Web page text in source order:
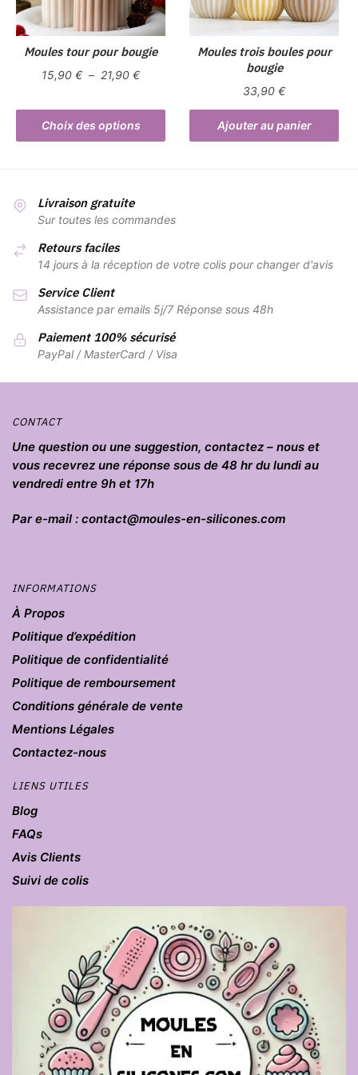
choisies
sur
la
page
produit
sur
la
page
du
produit
Moules tour pour bougie
15,90€ – 21,90€Plage
prix :
15,90 €
à
Choix des options
produit
a
Les
options
peuvent
être
sur
la
page
du
Moules trois boules pour
bougie
33,90€
Ajouter au panier
Livraison gratuite
Sur toutes les commandes
Retours faciles
14 jours à la réception de votre colis pour changer d'avis
Service Client
Assistance par emails 5j/7 Réponse sous 48h
Paiement 100% sécurisé
PayPal / MasterCard / Visa
CONTACT
Une question ou une suggestion, contactez – nous et
vous recevrez une réponse sous de 48 hr du lundi au
vendredi entre 9h et 17h
Par e-mail : contact@moules-en-silicones.com
INFORMATIONS
À Propos
Politique d’expédition
Politique de confidentialité
Politique de remboursement
Conditions générale de vente
Mentions Légales
Contactez-nous
LIENS UTILES
Blog
FAQs
Avis Clients
Suivi de colis